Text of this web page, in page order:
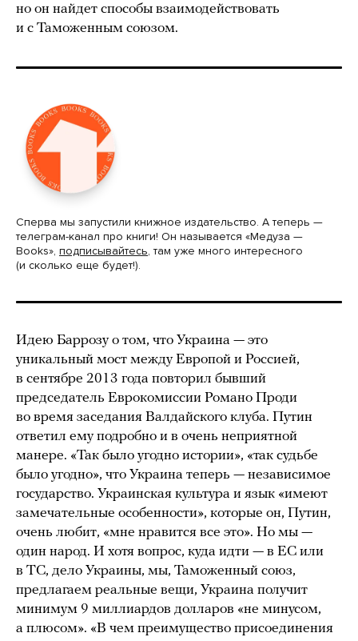
но он найдет способы взаимодействовать
и с Таможенным союзом.
Сперва мы запустили книжное издательство. А теперь —
телеграм-канал про книги! Он называется «Медуза —
Books», подписывайтесь, там уже много интересного
(и сколько еще будет!).
Идею Баррозу о том, что Украина — это
уникальный мост между Европой и Россией,
в сентябре 2013 года повторил бывший
председатель Еврокомиссии Романо Проди
во время заседания Валдайского клуба. Путин
ответил ему подробно и в очень неприятной
манере. «Так было угодно истории», «так судьбе
было угодно», что Украина теперь — независимое
государство. Украинская культура и язык «имеют
замечательные особенности», которые он, Путин,
очень любит, «мне нравится все это». Но мы —
один народ. И хотя вопрос, куда идти — в ЕС или
в ТС, дело Украины, мы, Таможенный союз,
предлагаем реальные вещи, Украина получит
минимум 9 миллиардов долларов «не минусом,
а плюсом». «В чем преимущество присоединения